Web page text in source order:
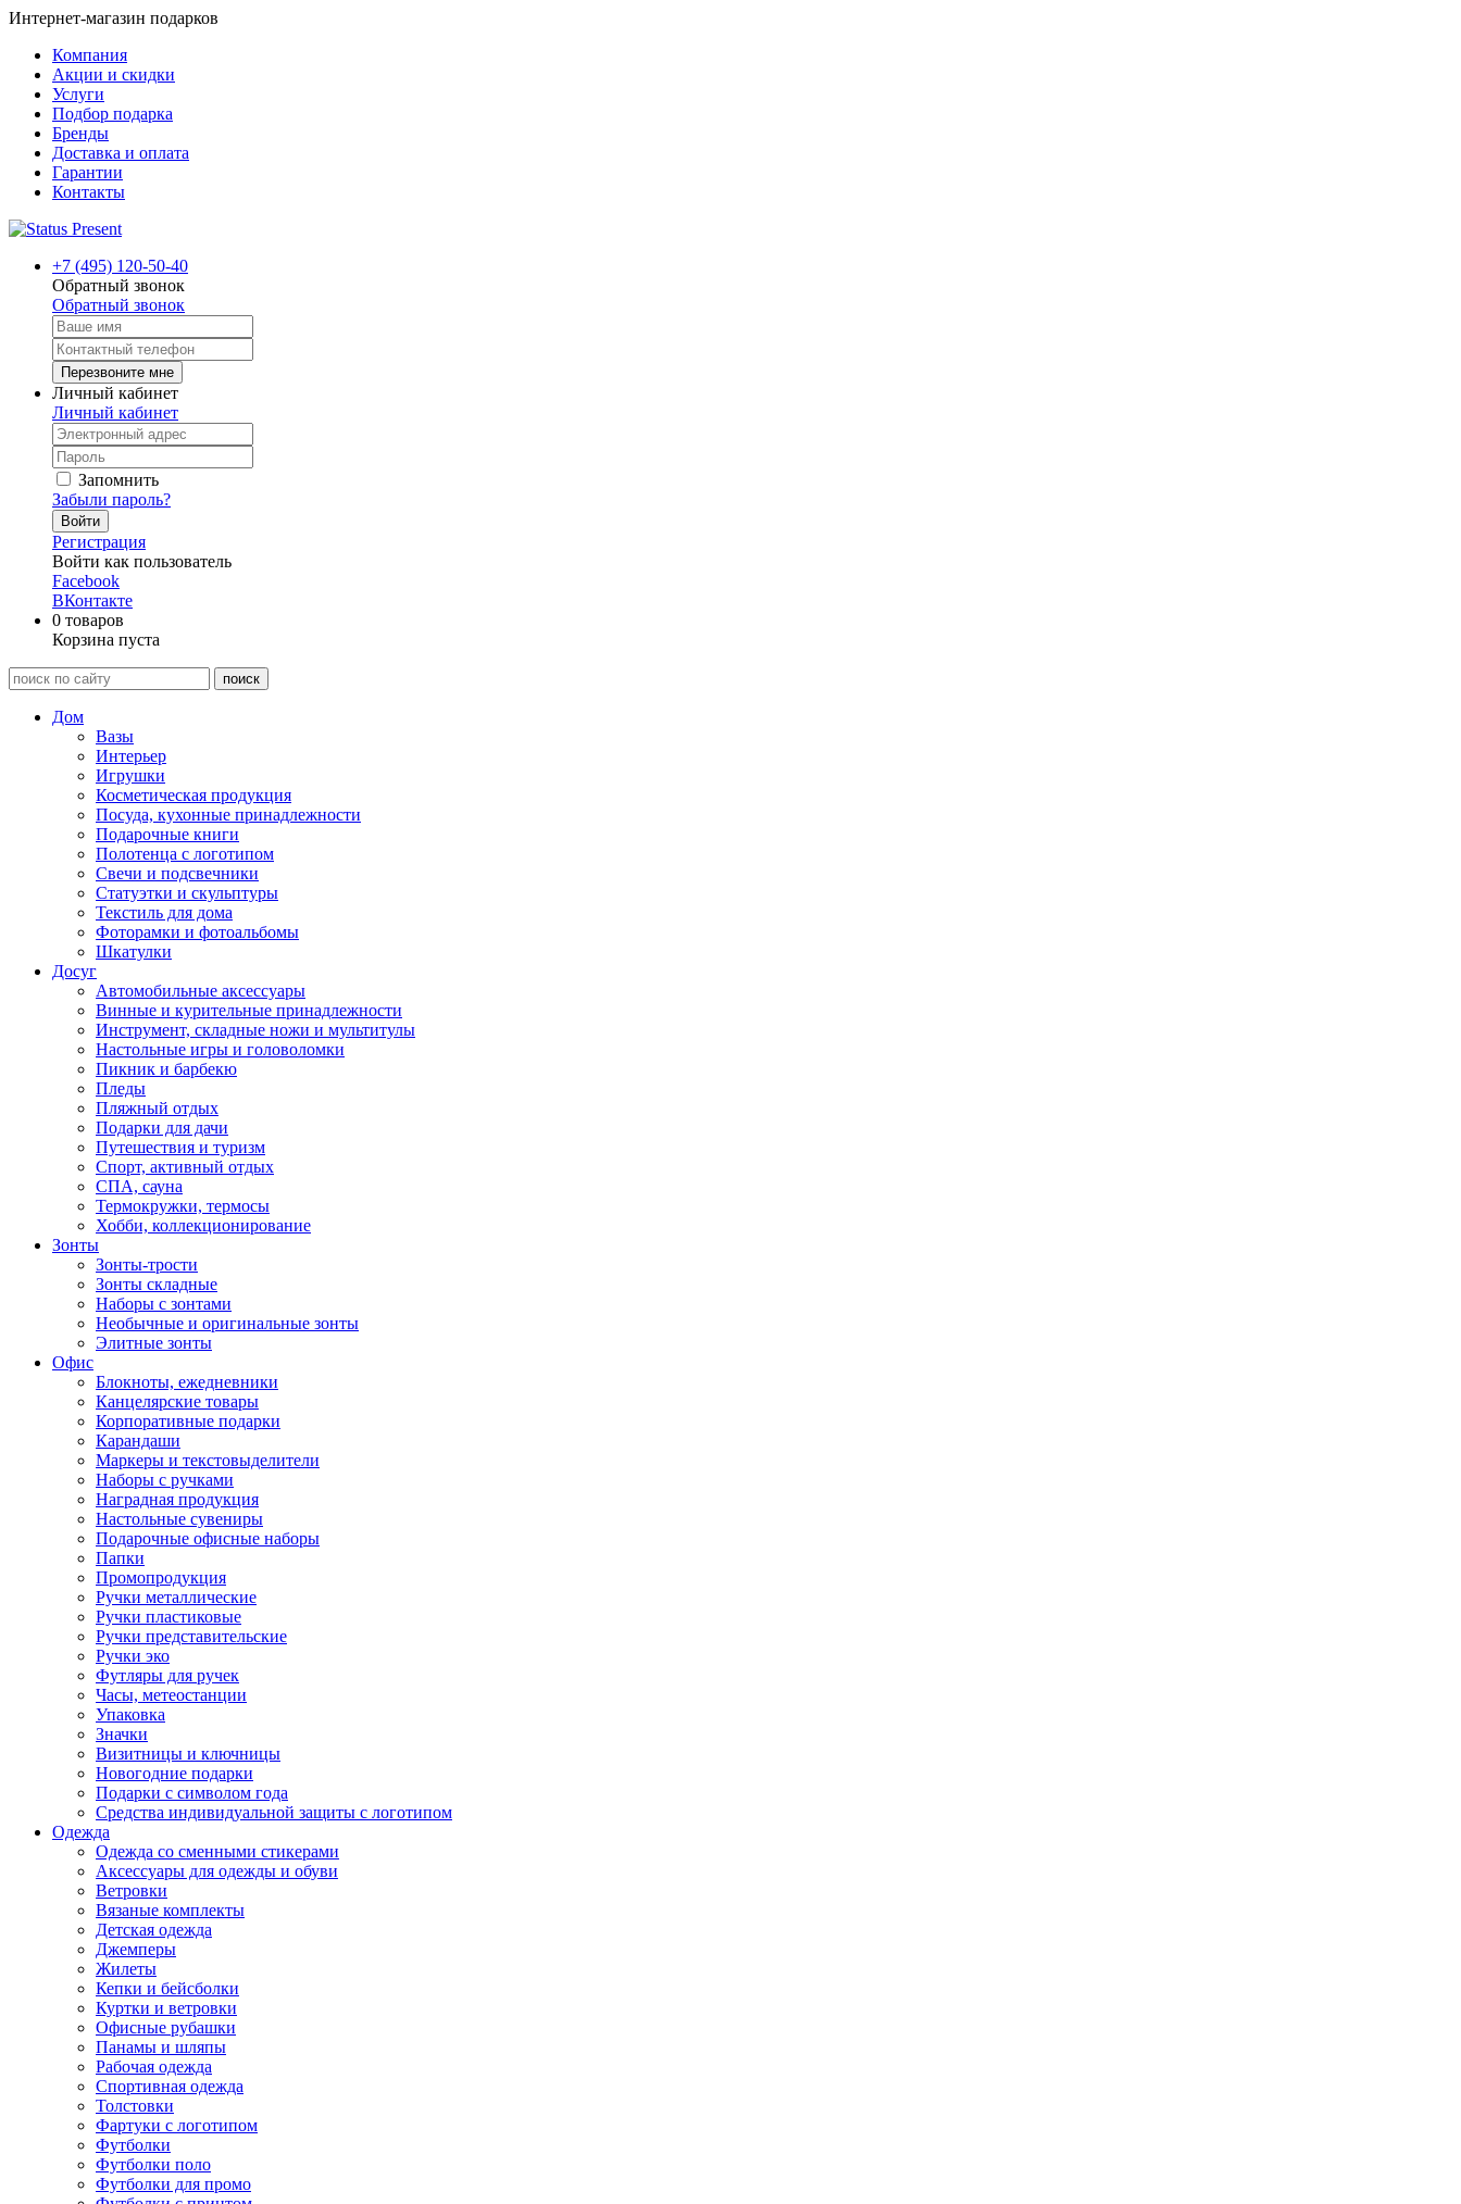
Интернет-магазин подарков
Компания
Акции и скидки
Услуги
Подбор подарка
Бренды
Доставка и оплата
Гарантии
Контакты
+7 (495) 120-50-40
Обратный звонок
Обратный звонок
Перезвоните мне
Личный кабинет
Личный кабинет
Запомнить
Забыли пароль?
Войти
Регистрация
Войти как пользователь
Facebook
ВКонтакте
0 товаров
Корзина пуста
Дом
Вазы
Интерьер
Игрушки
Косметическая продукция
Посуда, кухонные принадлежности
Подарочные книги
Полотенца с логотипом
Свечи и подсвечники
Статуэтки и скульптуры
Текстиль для дома
Фоторамки и фотоальбомы
Шкатулки
Досуг
Автомобильные аксессуары
Винные и курительные принадлежности
Инструмент, складные ножи и мультитулы
Настольные игры и головоломки
Пикник и барбекю
Пледы
Пляжный отдых
Подарки для дачи
Путешествия и туризм
Спорт, активный отдых
СПА, сауна
Термокружки, термосы
Хобби, коллекционирование
Зонты
Зонты-трости
Зонты складные
Наборы с зонтами
Необычные и оригинальные зонты
Элитные зонты
Офис
Блокноты, ежедневники
Канцелярские товары
Корпоративные подарки
Карандаши
Маркеры и текстовыделители
Наборы с ручками
Наградная продукция
Настольные сувениры
Подарочные офисные наборы
Папки
Промопродукция
Ручки металлические
Ручки пластиковые
Ручки представительские
Ручки эко
Футляры для ручек
Часы, метеостанции
Упаковка
Значки
Визитницы и ключницы
Новогодние подарки
Подарки с символом года
Средства индивидуальной защиты с логотипом
Одежда
Одежда со сменными стикерами
Аксессуары для одежды и обуви
Ветровки
Вязаные комплекты
Детская одежда
Джемперы
Жилеты
Кепки и бейсболки
Куртки и ветровки
Офисные рубашки
Панамы и шляпы
Рабочая одежда
Спортивная одежда
Толстовки
Фартуки с логотипом
Футболки
Футболки поло
Футболки для промо